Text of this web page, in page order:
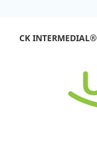
CK INTERMEDIAL®